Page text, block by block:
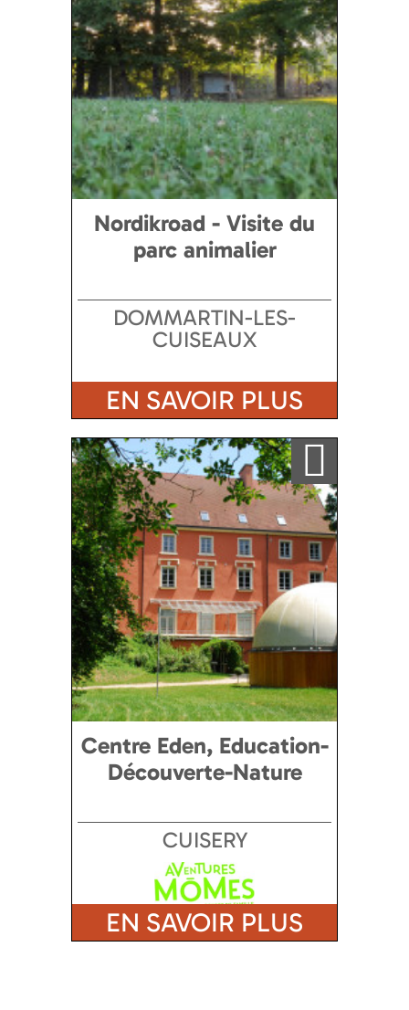
Nordikroad - Visite du
parc animalier
DOMMARTIN-LES-
CUISEAUX
EN SAVOIR PLUS
Ajouter a ma sélection
Centre Eden, Education-
Découverte-Nature
CUISERY
EN SAVOIR PLUS